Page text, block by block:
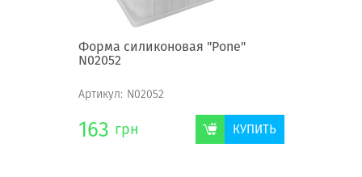
Форма силиконовая "Pone"
N02052
Артикул: N02052
163 грн КУПИТЬ